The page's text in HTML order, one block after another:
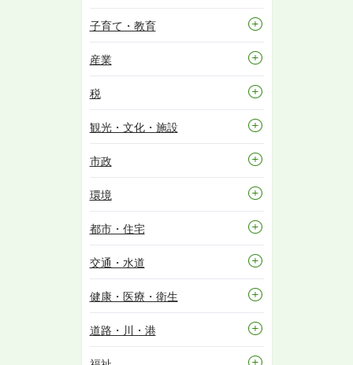
子育て・教育
産業
税
観光・文化・施設
市政
環境
都市・住宅
交通・水道
健康・医療・衛生
道路・川・港